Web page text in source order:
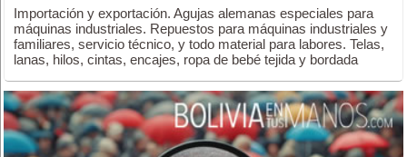
Importación y exportación. Agujas alemanas especiales para
máquinas industriales. Repuestos para máquinas industriales y
familiares, servicio técnico, y todo material para labores. Telas,
lanas, hilos, cintas, encajes, ropa de bebé tejida y bordada